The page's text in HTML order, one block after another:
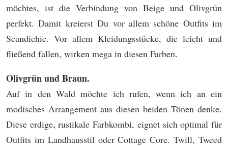
möchtes, ist die Verbindung von Beige und Olivgrün
perfekt. Damit kreierst Du vor allem schöne Outfits im
Scandichic. Vor allem Kleidungsstücke, die leicht und
fließend fallen, wirken mega in diesen Farben.
Olivgrün und Braun.
Auf in den Wald möchte ich rufen, wenn ich an ein
modisches Arrangement aus diesen beiden Tönen denke.
Diese erdige, rustikale Farbkombi, eignet sich optimal für
Outfits im Landhausstil oder Cottage Core. Twill, Tweed